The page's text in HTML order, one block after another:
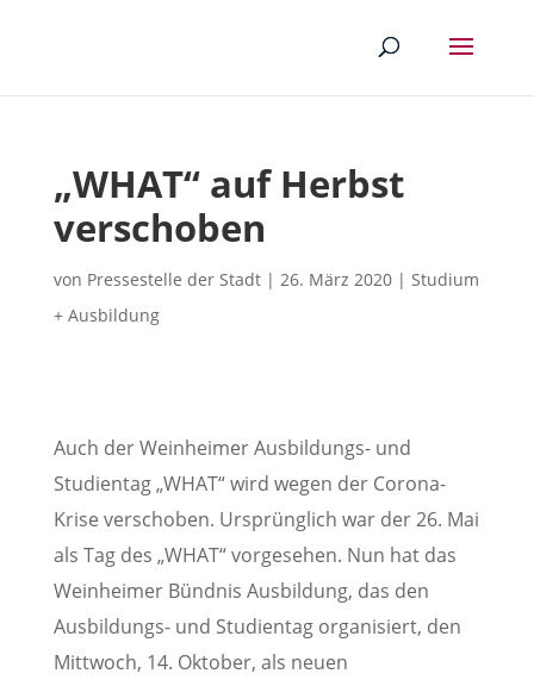
„WHAT“ auf Herbst
verschoben
von Pressestelle der Stadt| 26. März 2020| Studium
+ Ausbildung
Auch der Weinheimer Ausbildungs- und
Studientag „WHAT“ wird wegen der Corona-
Krise verschoben. Ursprünglich war der 26. Mai
als Tag des „WHAT“ vorgesehen. Nun hat das
Weinheimer Bündnis Ausbildung, das den
Ausbildungs- und Studientag organisiert, den
Mittwoch, 14. Oktober, als neuen